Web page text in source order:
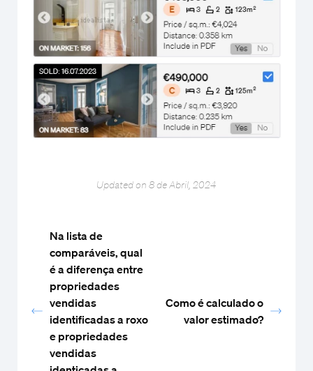
Updated on 8 de Abril, 2024
Na lista de
comparáveis, qual
é a diferença entre
propriedades
vendidas
identificadas a roxo
e propriedades
vendidas
Como é calculado o
valor estimado?